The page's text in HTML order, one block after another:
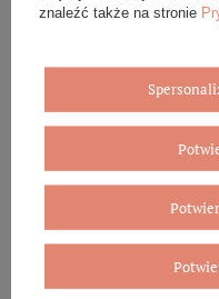
Eleganckie
Biżuterię i zegarki
znaleźć także na stronie